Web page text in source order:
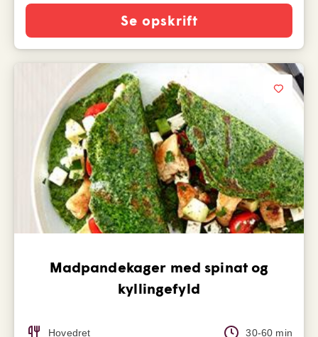
Se opskrift
Madpandekager med spinat og
kyllingefyld
Hovedret 30-60 min